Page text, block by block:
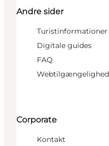
Andre sider
Turistinformationer
Digitale guides
FAQ
Webtilgængelighed
Corporate
Kontakt